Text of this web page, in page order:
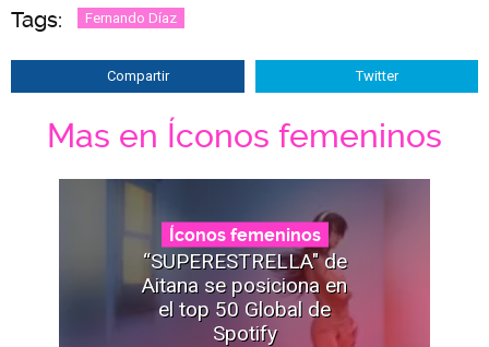
Tags: Fernando Díaz
Compartir Twitter
Mas en Íconos femeninos
Íconos femeninos
“SUPERESTRELLA" de
Aitana se posiciona en
el top 50 Global de
Spotify